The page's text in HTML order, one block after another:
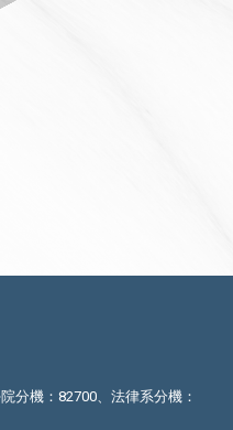
分機：82700、法律系分機：